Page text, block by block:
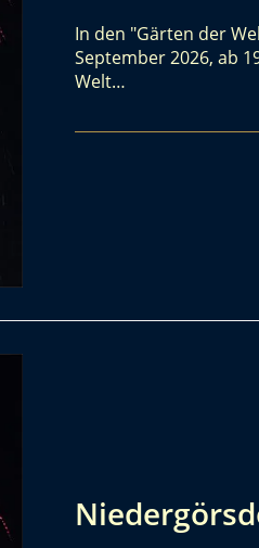
In den "Gärten der
September 2026, ab
Welt…